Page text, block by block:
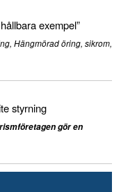
exempel”
Hängmörad öring, sikrom,
styrning
gör en